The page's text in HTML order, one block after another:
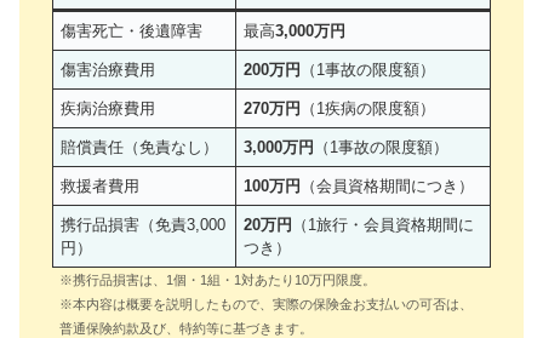
傷害死亡・後遺障害 最高3,000万円
傷害治療費用 200万円 （1事故の限度額）
疾病治療費用 270万円 （1疾病の限度額）
賠償責任（免責なし） 3,000万円 （1事故の限度額）
救援者費用 100万円 （会員資格期間につき）
携行品損害（免責3,000
円）
20万円
（1旅行・会員資格期間に
つき）
※携行品損害は、1個・1組・1対あたり10万円限度。
※本内容は概要を説明したもので、実際の保険金お支払いの可否は、
普通保険約款及び、特約等に基づきます。